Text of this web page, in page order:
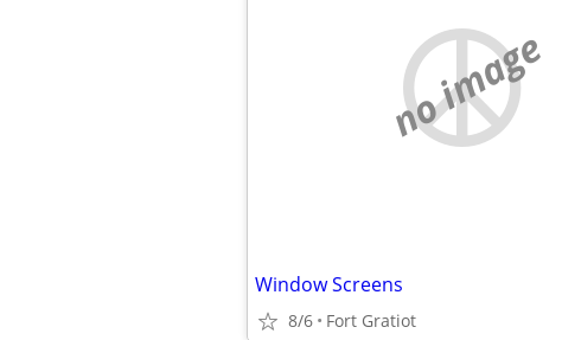
no image
Window Screens
8/6 Fort Gratiot